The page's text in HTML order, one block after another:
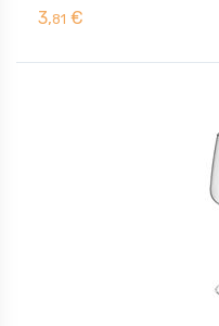
3,81 €